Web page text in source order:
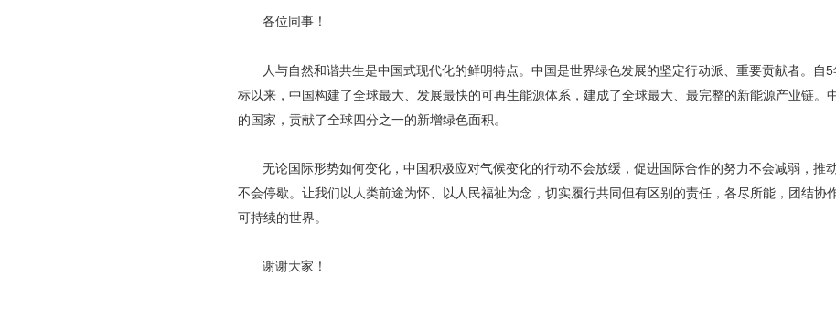
各位同事！
人与自然和谐共生是中国式现代化的鲜明特点。中国是世界绿色发展的坚定行动派、重要贡献者。自
标以来，中国构建了全球最大、发展最快的可再生能源体系，建成了全球最大、最完整的新能源产业链。
的国家，贡献了全球四分之一的新增绿色面积。
无论国际形势如何变化，中国积极应对气候变化的行动不会放缓，促进国际合作的努力不会减弱，推
不会停歇。让我们以人类前途为怀、以人民福祉为念，切实履行共同但有区别的责任，各尽所能，团结协
可持续的世界。
谢谢大家！